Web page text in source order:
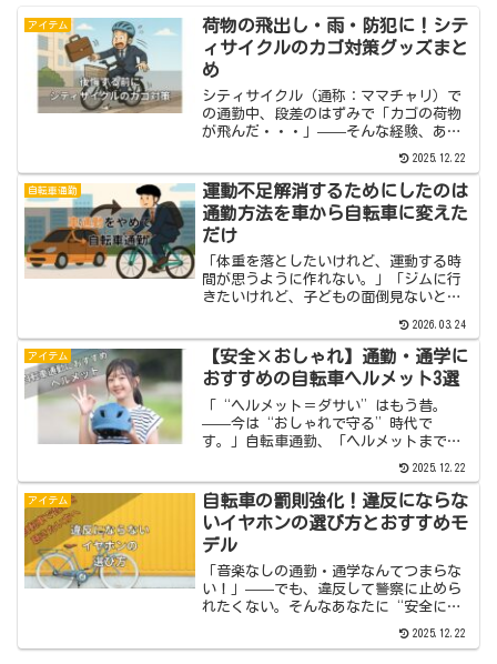
アイテム
荷物の飛出し・雨・防犯に！シテ
ィサイクルのカゴ対策グッズまと
め
シティサイクル（通称：ママチャリ）で
の通勤中、段差のはずみで「カゴの荷物
が飛んだ・・・」——そんな経験、あり
は、子どもの上履き袋もカゴから飛び出
して道路にポトリ。泣く泣く引き返し
て、焦りと恥ずかしさでいっ...
2025.12.22
自転車通勤
運動不足解消するためにしたのは
通勤方法を車から自転車に変えた
だけ
「体重を落としたいけれど、運動する時
間が思うように作れない。」「ジムに行
きたいけれど、子どもの面倒見ないとで
っている人ってとても多いんです。私も
若いときは、何もしなくてもシュッとし
ていました。ただ、年を重...
2026.03.24
アイテム
【安全×おしゃれ】通勤・通学に
おすすめの自転車ヘルメット3選
「“ヘルメット＝ダサい”はもう昔。
——今は“おしゃれで守る”時代で
す。」自転車通勤、「ヘルメットまで
ッシュ、子どもの送り迎え、自転車で駅
まで急ぐ——。雨の日や風の日も、毎日
を支えるシティサイクル（通称：マ...
2025.12.22
アイテム
自転車の罰則強化！違反にならな
いイヤホンの選び方とおすすめモ
デル
「音楽なしの通勤・通学なんてつまらな
い！」——でも、違反して警察に止めら
れたくない。そんなあなたに“安全に音
す。春、新生活が始まる4月。自転車で通
2025.12.22